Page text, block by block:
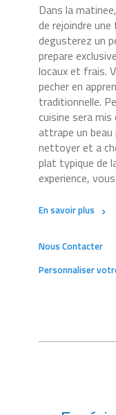
Dans la
de rejoindre une
degusterez un
prepare
locaux et frais.
pecher en
traditionnelle.
cuisine sera mis
attrape un beau
nettoyer et a
plat typique de
experience,
En savoir plus
Nous Contacter
Personnaliser